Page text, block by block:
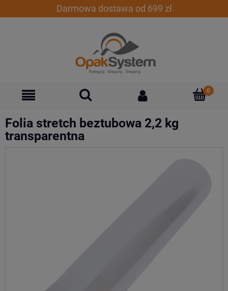
Darmowa dostawa od 699 zł
Folia stretch beztubowa 2,2 kg
transparentna